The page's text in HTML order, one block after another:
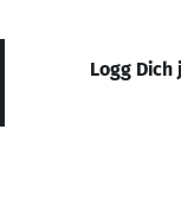
Logg